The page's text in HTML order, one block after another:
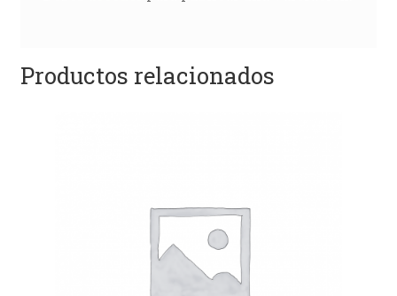
Productos relacionados